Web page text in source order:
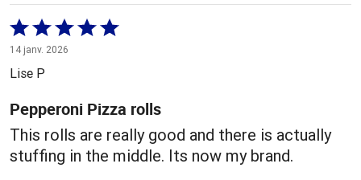
Coté
5 sur
5
14 janv. 2026
Lise P
Pepperoni Pizza rolls
This rolls are really good and there is actually
stuffing in the middle. Its now my brand.